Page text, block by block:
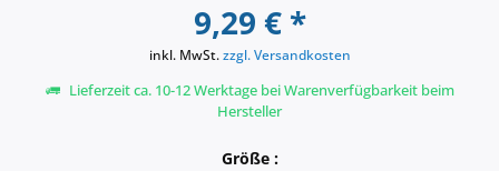
9,29 € *
inkl. MwSt.zzgl. Versandkosten
Lieferzeit ca. 10-12 Werktage bei Warenverfügbarkeit beim
Hersteller
Größe :